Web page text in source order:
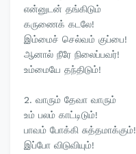
என்னுடன் தங்கிடும்
கருணைக் கடலே!
இம்மைச் செல்வம் குப்பை!
ஆனால் நீரே நிலைப்பவர்!
உம்மையே தந்திடும்!
2. வாரும் தேவா வாரும்
உம் பலம் காட்டிடும்!
பாவம் போக்கி சுத்தமாக்கும்!
இப்போ விடுவியும்!